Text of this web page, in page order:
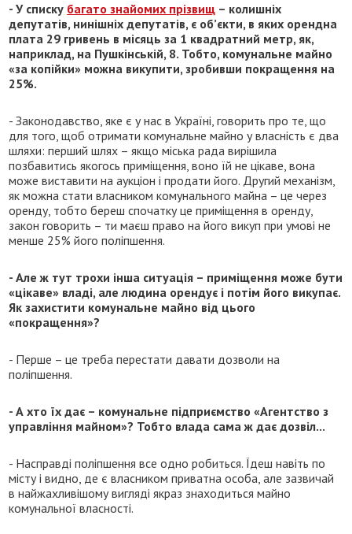
- У списку багато знайомих прізвищ – колишніх
депутатів, нинішніх депутатів, є об’єкти, в яких орендна
плата 29 гривень в місяць за 1 квадратний метр, як,
наприклад, на Пушкінській, 8. Тобто, комунальне майно
«за копійки» можна викупити, зробивши покращення на
25%.
- Законодавство, яке є у нас в Україні, говорить про те, що
для того, щоб отримати комунальне майно у власність є два
шляхи: перший шлях – якщо міська рада вирішила
позбавитись якогось приміщення, воно їй не цікаве, вона
може виставити на аукціон і продати його. Другий механізм,
як можна стати власником комунального майна – це через
оренду, тобто береш спочатку це приміщення в оренду,
закон говорить – ти маєш право на його викуп при умові не
менше 25% його поліпшення.
- Але ж тут трохи інша ситуація – приміщення може бути
«цікаве» владі, але людина орендує і потім його викупає.
Як захистити комунальне майно від цього
«покращення»?
- Перше – це треба перестати давати дозволи на
поліпшення.
- А хто їх дає – комунальне підприємство «Агентство з
управління майном»? Тобто влада сама ж дає дозвіл...
- Насправді поліпшення все одно робиться. Їдеш навіть по
місту і видно, де є власником приватна особа, але зазвичай
в найжахливішому вигляді якраз знаходиться майно
комунальної власності.